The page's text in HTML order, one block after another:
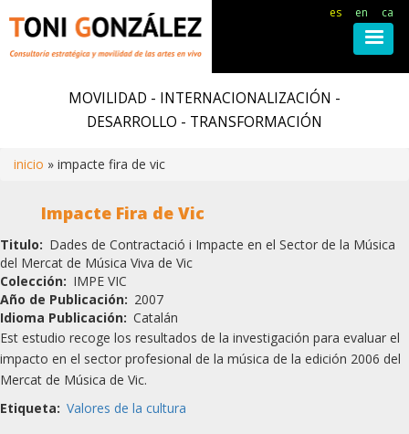
MOVILIDAD - INTERNACIONALIZACIÓN -
DESARROLLO - TRANSFORMACIÓN
de
navegación
inicio impacte fira de vic
es en ca
Impacte Fira de Vic
Titulo
Dades de Contractació i Impacte en el Sector de la Música
del Mercat de Música Viva de Vic
Colección
IMPE VIC
Año de Publicación
2007
Idioma Publicación Catalán
Est estudio recoge los resultados de la investigación para evaluar el
impacto en el sector profesional de la música de la edición 2006 del
Mercat de Música de Vic.
Etiqueta
Valores de la cultura